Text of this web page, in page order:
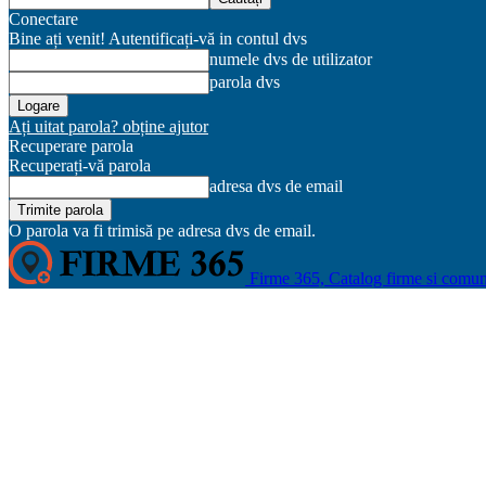
Conectare
Bine ați venit! Autentificați-vă in contul dvs
numele dvs de utilizator
parola dvs
Ați uitat parola? obține ajutor
Recuperare parola
Recuperați-vă parola
adresa dvs de email
O parola va fi trimisă pe adresa dvs de email.
Firme 365, Catalog firme si